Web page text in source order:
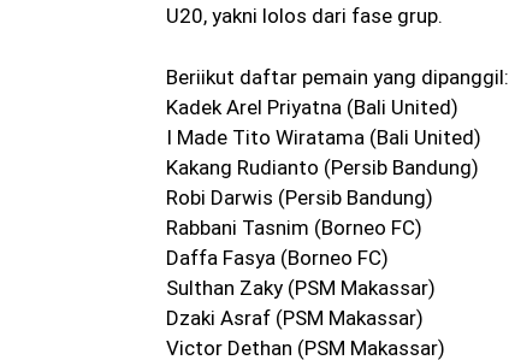
U20, yakni lolos dari fase grup.
Beriikut daftar pemain yang dipanggil:
Kadek Arel Priyatna (Bali United)
I Made Tito Wiratama (Bali United)
Kakang Rudianto (Persib Bandung)
Robi Darwis (Persib Bandung)
Rabbani Tasnim (Borneo FC)
Daffa Fasya (Borneo FC)
Sulthan Zaky (PSM Makassar)
Dzaki Asraf (PSM Makassar)
Victor Dethan (PSM Makassar)